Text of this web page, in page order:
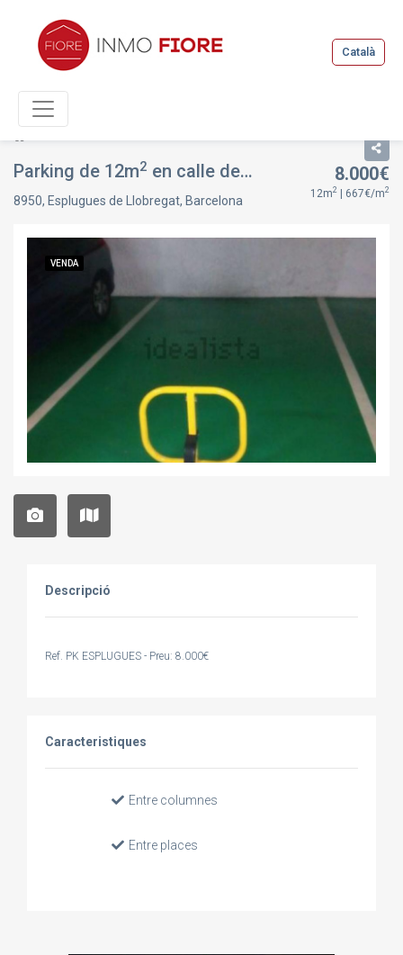
Català
Parking de 12m2 en calle de laureà miró, 238, en Esplugues de Llobregat, Barcelona
8950, Esplugues de Llobregat, Barcelona
8.000€
12m2 | 667€/m2
VENDA
Descripció
Ref. PK ESPLUGUES - Preu: 8.000€
Caracteristiques
Entre columnes
Entre places